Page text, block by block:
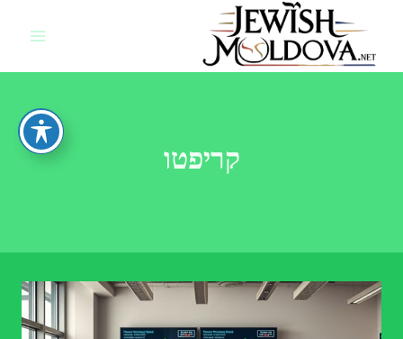
content
קריפטו